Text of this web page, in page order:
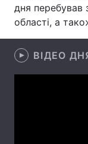
Здоров'я
дня перебував
області, а
ВІДЕО